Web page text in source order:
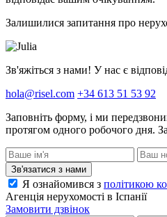
Залишилися запитання про
Зв'яжіться з нами! У нас є
hola@risel.com +34 613 51 53 92
Заповніть форму, і ми
протягом одного робочого дня.
Зв'язатися з нами
Я ознайомився з політикою
Агенція нерухомості в Іспанії
Замовити дзвінок